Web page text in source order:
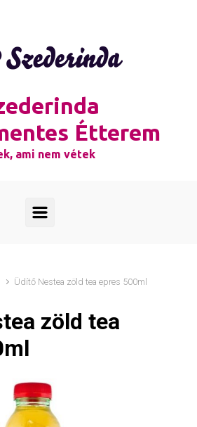
Étterem
ami nem vétek
Üdítő Nestea zöld tea epres 500ml
zöld tea